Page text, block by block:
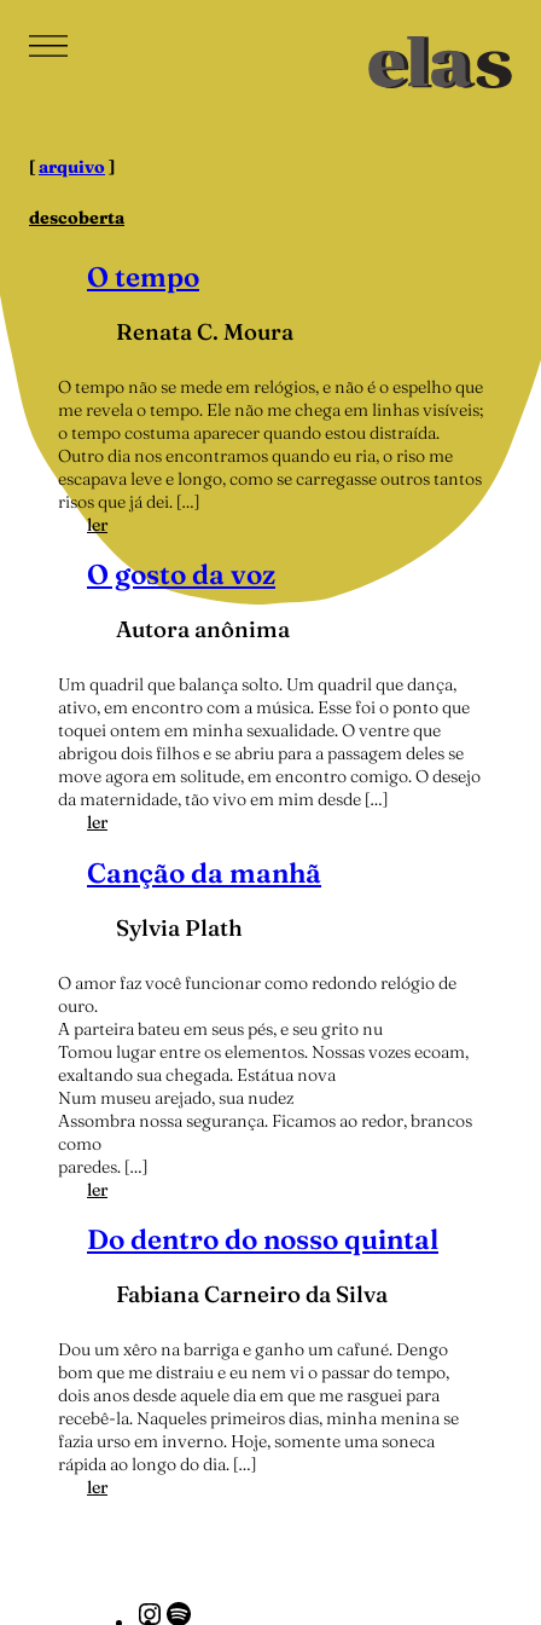
para
[arquivo]
descoberta
O tempo
Renata C. Moura
O tempo não se mede em relógios, e não é o espelho que
me revela o tempo. Ele não me chega em linhas visíveis;
o tempo costuma aparecer quando estou distraída.
Outro dia nos encontramos quando eu ria, o riso me
escapava leve e longo, como se carregasse outros tantos
risos que já dei. […]
ler:
O
t
e
p
O gosto da voz
Autora anônima
Um quadril que balança solto. Um quadril que dança,
ativo, em encontro com a música. Esse foi o ponto que
toquei ontem em minha sexualidade. O ventre que
abrigou dois filhos e se abriu para a passagem deles se
move agora em solitude, em encontro comigo. O desejo
da maternidade, tão vivo em mim desde […]
ler:
g
o
d
v
o
z
Canção da manhã
Sylvia Plath
O amor faz você funcionar como redondo relógio de
ouro.
A parteira bateu em seus pés, e seu grito nu
Tomou lugar entre os elementos. Nossas vozes ecoam,
exaltando sua chegada. Estátua nova
Num museu arejado, sua nudez
Assombra nossa segurança. Ficamos ao redor, brancos
como
paredes. […]
ler:
a
n
d
a
m
a
n
h
ã
Do dentro do nosso quintal
Fabiana Carneiro da Silva
Dou um xêro na barriga e ganho um cafuné. Dengo
bom que me distraiu e eu nem vi o passar do tempo,
dois anos desde aquele dia em que me rasguei para
recebê-la. Naqueles primeiros dias, minha menina se
fazia urso em inverno. Hoje, somente uma soneca
rápida ao longo do dia. […]
ler:
Instagram